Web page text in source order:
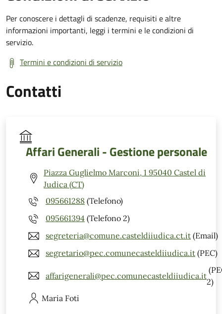
Per conoscere i dettagli di scadenze, requisiti e altre
informazioni importanti, leggi i termini e le condizioni di
servizio.
Termini e condizioni di servizio
Contatti
Affari Generali - Gestione personale
Piazza Guglielmo Marconi, 1 95040 Castel di
Judica (CT)
095661288 (Telefono)
095661394 (Telefono 2)
segreteria@comune.casteldiiudica.ct.it (Email)
segretario@pec.comunecasteldiiudica.it (PEC)
affarigenerali@pec.comunecasteldiiudica.it
2)
Maria Foti